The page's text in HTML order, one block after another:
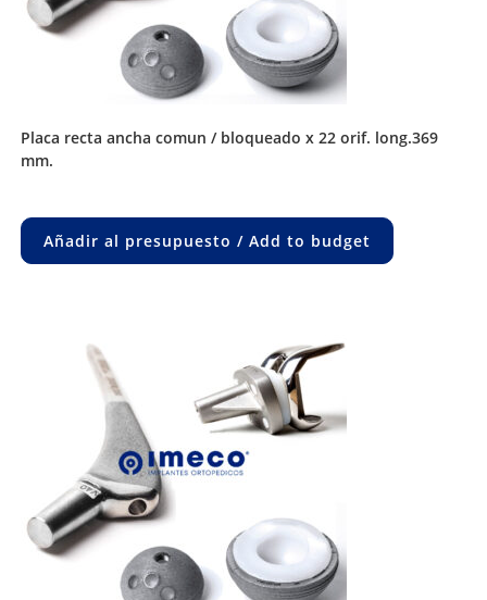
placa recta ancha comun / bloqueado x 22 orif. long.369
mm.
Añadir al presupuesto / Add to budget